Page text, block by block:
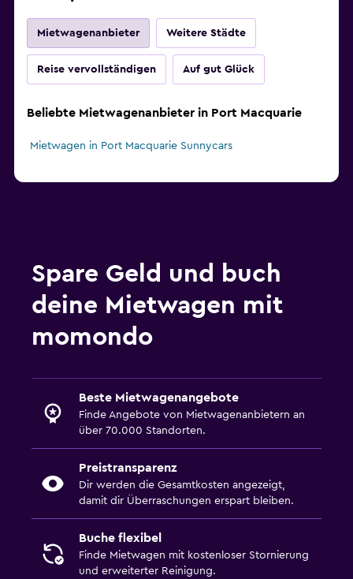
Mietwagenanbieter Weitere Städte
Reise vervollständigen Auf gut Glück
Beliebte Mietwagenanbieter in Port Macquarie
Mietwagen in Port Macquarie Sunnycars
Spare Geld und buch
deine Mietwagen mit
momondo
Beste Mietwagenangebote
Finde Angebote von Mietwagenanbietern an
über 70.000 Standorten.
Preistransparenz
Dir werden die Gesamtkosten angezeigt,
damit dir Überraschungen erspart bleiben.
Buche flexibel
Finde Mietwagen mit kostenloser Stornierung
und erweiterter Reinigung.